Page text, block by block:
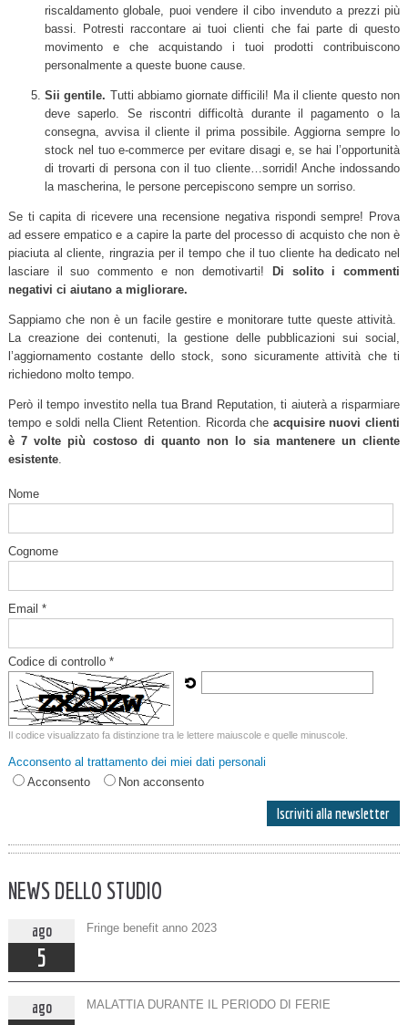
riscaldamento globale, puoi vendere il cibo invenduto a prezzi più
bassi. Potresti raccontare ai tuoi clienti che fai parte di questo
movimento e che acquistando i tuoi prodotti contribuiscono
personalmente a queste buone cause.
Sii gentile. Tutti abbiamo giornate difficili! Ma il cliente questo non
deve saperlo. Se riscontri difficoltà durante il pagamento o la
consegna, avvisa il cliente il prima possibile. Aggiorna sempre lo
stock nel tuo e-commerce per evitare disagi e, se hai l’opportunità
di trovarti di persona con il tuo cliente…sorridi! Anche indossando
la mascherina, le persone percepiscono sempre un sorriso.
Se ti capita di ricevere una recensione negativa rispondi sempre! Prova
ad essere empatico e a capire la parte del processo di acquisto che non è
piaciuta al cliente, ringrazia per il tempo che il tuo cliente ha dedicato nel
lasciare il suo commento e non demotivarti! Di solito i commenti
negativi ci aiutano a migliorare.
Sappiamo che non è un facile gestire e monitorare tutte queste attività.
La creazione dei contenuti, la gestione delle pubblicazioni sui social,
l’aggiornamento costante dello stock, sono sicuramente attività che ti
richiedono molto tempo.
Però il tempo investito nella tua Brand Reputation, ti aiuterà a risparmiare
tempo e soldi nella Client Retention. Ricorda che acquisire nuovi clienti
è 7 volte più costoso di quanto non lo sia mantenere un cliente
esistente.
Nome
Cognome
Email *
Codice di controllo *
Il codice visualizzato fa distinzione tra le lettere maiuscole e quelle minuscole.
Acconsento al trattamento dei miei dati personali
Acconsento
Non acconsento
NEWS DELLO STUDIO
ago
5
Fringe benefit anno 2023
ago MALATTIA DURANTE IL PERIODO DI FERIE